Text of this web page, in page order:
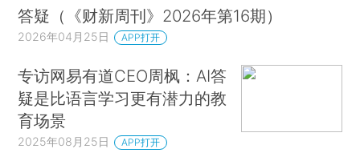
答疑（《财新周刊》2026年第16期）
2026年04月25日 APP打开
专访网易有道CEO周枫：AI答
疑是比语言学习更有潜力的教
育场景
2025年08月25日 APP打开